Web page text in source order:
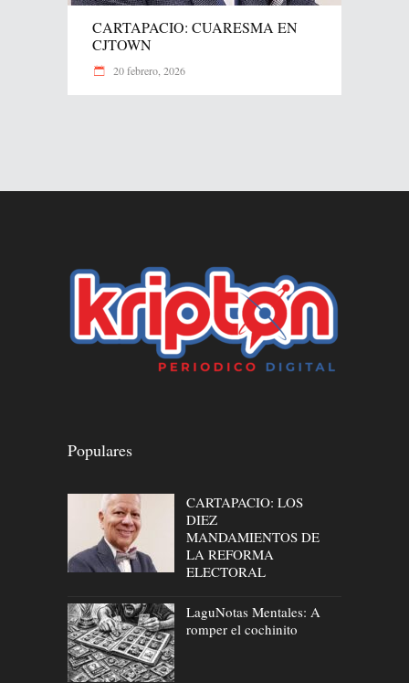
CARTAPACIO: CUARESMA EN
CJTOWN
20 febrero, 2026
Populares
CARTAPACIO: LOS
DIEZ
MANDAMIENTOS DE
LA REFORMA
ELECTORAL
LaguNotas Mentales: A
romper el cochinito